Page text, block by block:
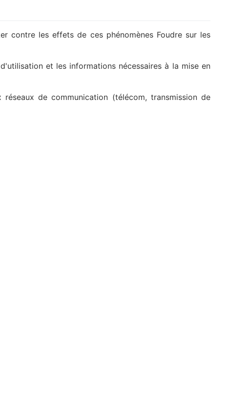
contre les effets de ces phénomènes Foudre sur les
et les informations nécessaires à la mise en
de communication (télécom, transmission de